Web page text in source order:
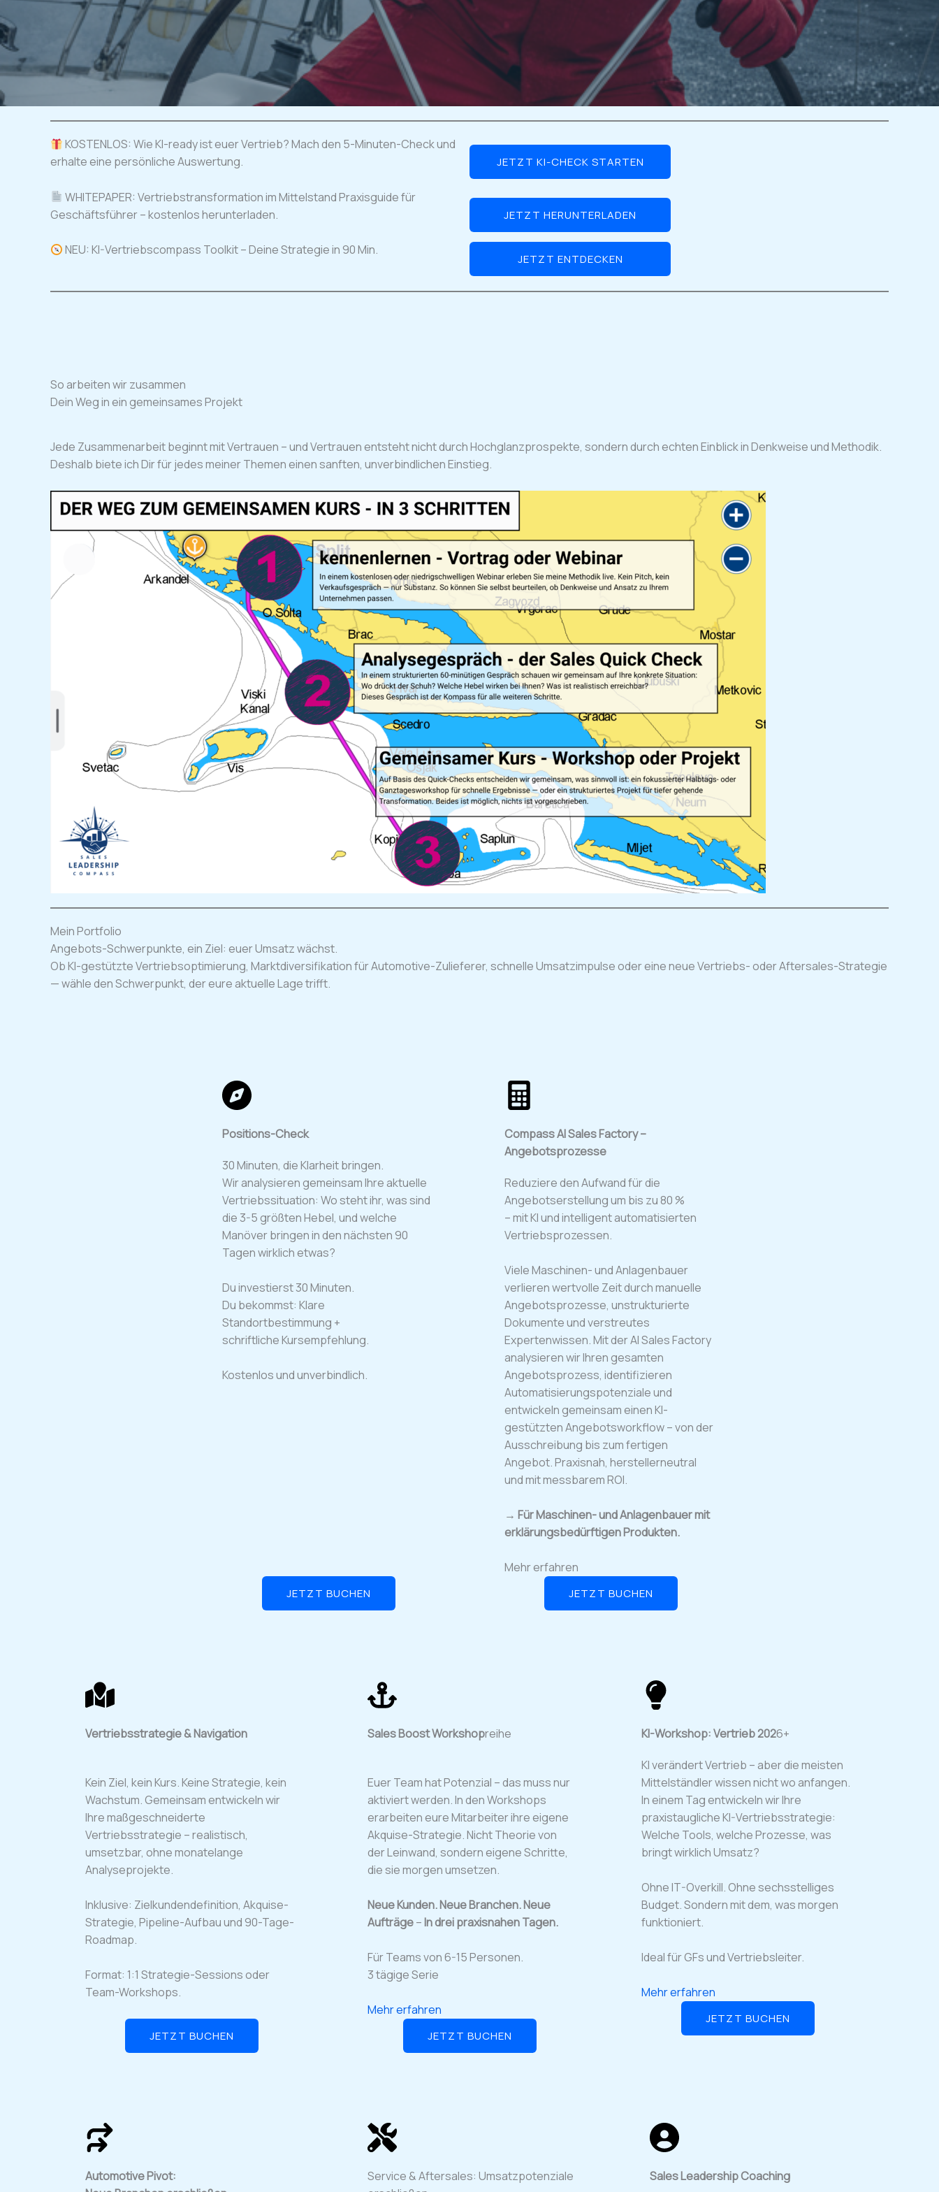
KOSTENLOS: Wie KI-ready ist euer Vertrieb? Mach den 5-Minuten-Check und
erhalte eine persönliche Auswertung.
JETZT KI-CHECK STARTEN
WHITEPAPER: Vertriebstransformation im Mittelstand Praxisguide für
Geschäftsführer – kostenlos herunterladen.
JETZT HERUNTERLADEN
NEU: KI-Vertriebscompass Toolkit – Deine Strategie in 90 Min.
JETZT ENTDECKEN
So arbeiten wir zusammen
Dein Weg in ein gemeinsames Projekt
Jede Zusammenarbeit beginnt mit Vertrauen – und Vertrauen entsteht nicht durch Hochglanzprospekte, sondern durch echten Einblick in Denkweise und Methodik.
Deshalb biete ich Dir für jedes meiner Themen einen sanften, unverbindlichen Einstieg.
Mein Portfolio
Angebots-Schwerpunkte, ein Ziel: euer Umsatz wächst.
Ob KI-gestützte Vertriebsoptimierung, Marktdiversifikation für Automotive-Zulieferer, schnelle Umsatzimpulse oder eine neue Vertriebs- oder Aftersales-Strategie
— wähle den Schwerpunkt, der eure aktuelle Lage trifft.
Positions-Check​
30 Minuten, die Klarheit bringen.
Wir analysieren gemeinsam Ihre aktuelle
Vertriebssituation: Wo steht ihr, was sind
die 3-5 größten Hebel, und welche
Manöver bringen in den nächsten 90
Tagen wirklich etwas?
Du investierst 30 Minuten.
Du bekommst: Klare
Standortbestimmung +
schriftliche Kursempfehlung.
Kostenlos und unverbindlich.
JETZT BUCHEN
Compass AI Sales Factory –
Angebotsprozesse​
Reduziere den Aufwand für die
Angebotserstellung um bis zu 80 %
– mit KI und intelligent automatisierten
Vertriebsprozessen.
Viele Maschinen- und Anlagenbauer
verlieren wertvolle Zeit durch manuelle
Angebotsprozesse, unstrukturierte
Dokumente und verstreutes
Expertenwissen. Mit der AI Sales Factory
analysieren wir Ihren gesamten
Angebotsprozess, identifizieren
Automatisierungspotenziale und
entwickeln gemeinsam einen KI-
gestützten Angebotsworkflow – von der
Ausschreibung bis zum fertigen
Angebot. Praxisnah, herstellerneutral
und mit messbarem ROI.
→ Für Maschinen- und Anlagenbauer mit
erklärungsbedürftigen Produkten.
Mehr erfahren
JETZT BUCHEN
Vertriebsstrategie & Navigation
Kein Ziel, kein Kurs. Keine Strategie, kein
Wachstum. Gemeinsam entwickeln wir
Ihre maßgeschneiderte
Vertriebsstrategie – realistisch,
umsetzbar, ohne monatelange
Analyseprojekte.
Inklusive: Zielkundendefinition, Akquise-
Strategie, Pipeline-Aufbau und 90-Tage-
Roadmap.
Format: 1:1 Strategie-Sessions oder
Team-Workshops.
JETZT BUCHEN
Sales Boost Workshopreihe
Euer Team hat Potenzial – das muss nur
aktiviert werden. In den Workshops
erarbeiten eure Mitarbeiter ihre eigene
Akquise-Strategie. Nicht Theorie von
der Leinwand, sondern eigene Schritte,
die sie morgen umsetzen.
Neue Kunden. Neue Branchen. Neue
Aufträge–In drei praxisnahen Tagen.
Für Teams von 6-15 Personen.
3 tägige Serie
Mehr erfahren
JETZT BUCHEN
KI-Workshop: Vertrieb 2026+
KI verändert Vertrieb – aber die meisten
Mittelständler wissen nicht wo anfangen.
In einem Tag entwickeln wir Ihre
praxistaugliche KI-Vertriebsstrategie:
Welche Tools, welche Prozesse, was
bringt wirklich Umsatz?
Ohne IT-Overkill. Ohne sechsstelliges
Budget. Sondern mit dem, was morgen
funktioniert.
Ideal für GFs und Vertriebsleiter.
Mehr erfahren
JETZT BUCHEN
Automotive Pivot:
Service & Aftersales: Umsatzpotenziale
Sales Leadership Coaching